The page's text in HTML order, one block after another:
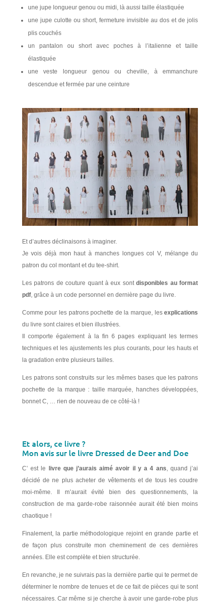
une jupe longueur genou ou midi, là aussi taille élastiquée
une jupe culotte ou short, fermeture invisible au dos et de jolis
plis couchés
un pantalon ou short avec poches à l’italienne et taille
élastiquée
une veste longueur genou ou cheville, à emmanchure
descendue et fermée par une ceinture
Et d’autres déclinaisons à imaginer.
Je vois déjà mon haut à manches longues col V, mélange du
patron du col montant et du tee-shirt.
Les patrons de couture quant à eux sontdisponibles au format
pdf, grâce à un code personnel en dernière page du livre.
Comme pour les patrons pochette de la marque, lesexplications
du livre sont claires et bien illustrées.
Il comporte également à la fin 6 pages expliquant les termes
techniques et les ajustements les plus courants, pour les hauts et
la gradation entre plusieurs tailles.
Les patrons sont construits sur les mêmes bases que les patrons
pochette de la marque : taille marquée, hanches développées,
bonnet C, … rien de nouveau de ce côté-là !
Et alors, ce livre ?
Mon avis sur le livre Dressed de Deer and Doe
C’ est le livre que j’aurais aimé avoir il y a 4 ans, quand j’ai
décidé de ne plus acheter de vêtements et de tous les coudre
moi-même. Il m’aurait évité bien des questionnements, la
construction de ma garde-robe raisonnée aurait été bien moins
chaotique !
Finalement, la partie méthodologique rejoint en grande partie et
de façon plus construite mon cheminement de ces dernières
années. Elle est complète et bien structurée.
En revanche, je ne suivrais pas la dernière partie qui te permet de
déterminer le nombre de tenues et de ce fait de pièces qui te sont
nécessaires. Car même si je cherche à avoir une garde-robe plus